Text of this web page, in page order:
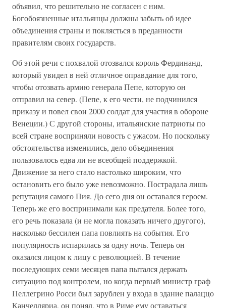
объявил, что решительно не согласен с ним.
Богобоязненные итальянцы должны забыть об идее
объединения страны и поклясться в преданности
правителям своих государств.
Об этой речи с похвалой отозвался король Фердинанд,
который увидел в ней отличное оправдание для того,
чтобы отозвать армию генерала Пепе, которую он
отправил на север. (Пепе, к его чести, не подчинился
приказу и повел свои 2000 солдат для участия в обороне
Венеции.) С другой стороны, итальянские патриоты по
всей стране восприняли новость с ужасом. Но поскольку
обстоятельства изменились, дело объединения
пользовалось едва ли не всеобщей поддержкой.
Движение за него стало настолько широким, что
остановить его было уже невозможно. Пострадала лишь
репутация самого Пия. До сего дня он оставался героем.
Теперь же его воспринимали как предателя. Более того,
его речь показала (и не могла показать ничего другого),
насколько бессилен папа повлиять на события. Его
популярность испарилась за одну ночь. Теперь он
оказался лицом к лицу с революцией. В течение
последующих семи месяцев папа пытался держать
ситуацию под контролем, но когда первый министр граф
Пеллегрино Росси был зарублен у входа в здание палаццо
Канчелляриа, он понял, что в Риме ему оставаться